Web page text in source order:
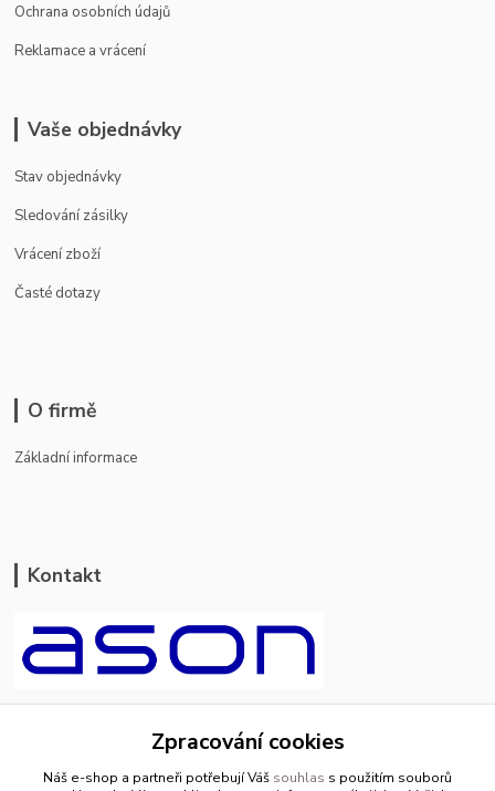
Ochrana osobních údajů
Reklamace a vrácení
Vaše objednávky
Stav objednávky
Sledování zásilky
Vrácení zboží
Časté dotazy
O firmě
Základní informace
Kontakt
+420 799 500 769
Zpracování cookies
Náš e-shop a partneři potřebují Váš souhlas s použitím souborů